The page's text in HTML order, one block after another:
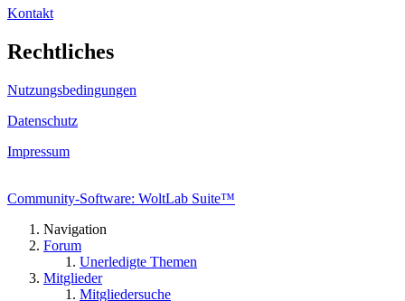
Kontakt
Rechtliches
Nutzungsbedingungen
Datenschutz
Impressum
Community-Software: WoltLab Suite™
Navigation
Forum
Unerledigte Themen
Mitglieder
Mitgliedersuche